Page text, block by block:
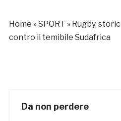
Home »SPORT » Rugby,
contro il temibile Sudafrica
Da non perdere